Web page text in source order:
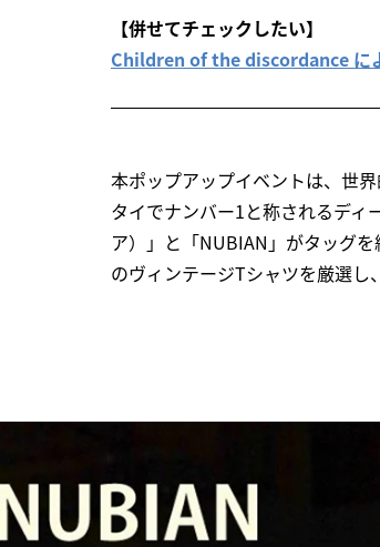
【併せてチェックしたい】
Children of the discordance に
本ポップアップイベントは、世
タイでナンバー1と称されるデ
ア）」と「NUBIAN」がタッグ
のヴィンテージTシャツを厳選し